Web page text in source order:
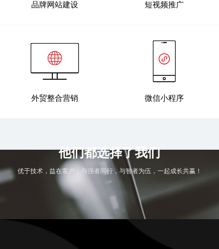
品牌网站建设 短视频推广
外贸整合营销 微信小程序
他们都选择了我们
优于技术，益在客户，与强者同行，与智者为伍，一起成长共赢！